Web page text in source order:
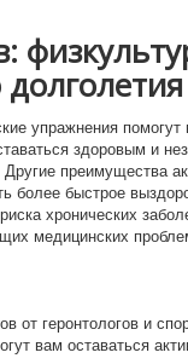
консультации
направлениям
учреждениях
упражнения
здоровым и
преимущества
более быстрое
хронических
медицинских
от геронтологов и
вам оставаться